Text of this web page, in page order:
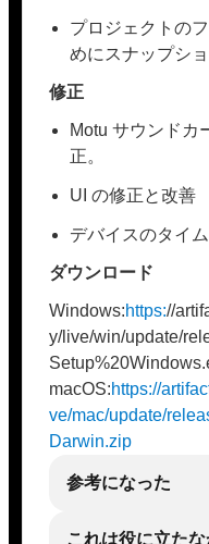
プロジェクトの
めにスナップシ
修正
Motu サウンドカ
正。
UI の修正と改善
デバイスのタイ
ダウンロード
Windows:https://
y/live/win/update/
macOS:https://
ve/mac/update/
Darwin.zip
参考になった
これは役に立た